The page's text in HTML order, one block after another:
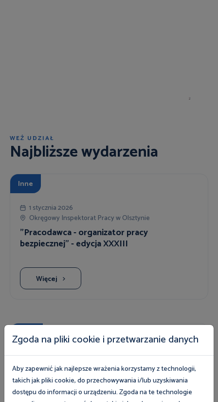
WEŹ UDZIAŁ
Najbliższe wydarzenia
Inne
1 stycznia 2026
Okręgowy Inspektorat Pracy w Olsztynie
"Pracodawca - organizator pracy
bezpiecznej" - edycja XXXIII
Więcej
Targi
6 sierpnia 2026
Gdańsk, Skwer Heweliusza ul. Korzenna/ ul. Rajska
Stoisko OIP Gdańsk podczas Jarmarku
Dominikańskiego
Zgoda na pliki cookie i przetwarzanie danych
Aby zapewnić jak najlepsze wrażenia korzystamy z technologii,
takich jak pliki cookie, do przechowywania i/lub uzyskiwania
dostępu do informacji o urządzeniu. Zgoda na te technologie